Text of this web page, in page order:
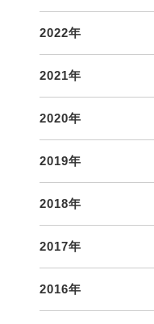
2022年
2021年
2020年
2019年
2018年
2017年
2016年